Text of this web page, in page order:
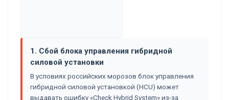
1. Сбой блока управления гибридной
силовой установки
В условиях российских морозов блок управления
гибридной силовой установкой (HCU) может
выдавать ошибку «Check Hybrid System» из-за